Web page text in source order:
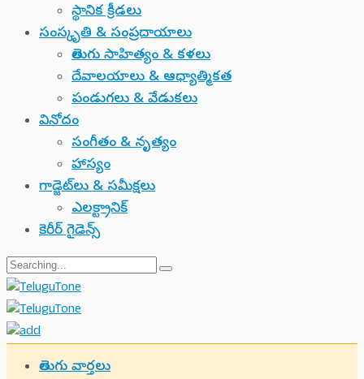
స్థానిక క్రీడలు
సంస్కృతి & సంప్రదాయాలు
తెలుగు సాహిత్యం & కళలు
దేవాలయాలు & ఆధ్యాత్మికత
పండుగలు & వేడుకలు
వినోదం
సంగీతం & నృత్యం
హాస్యం
గాడ్జెట్‌లు & సమీక్షలు
ఎలక్ట్రానిక్
కెరీర్ గైడెన్స్
Search
for:
తెలుగు వార్తలు